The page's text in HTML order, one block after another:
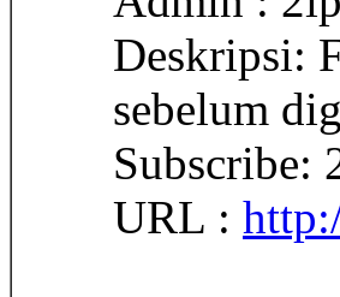
Deskripsi:
sebelum
Subscribe:
URL :